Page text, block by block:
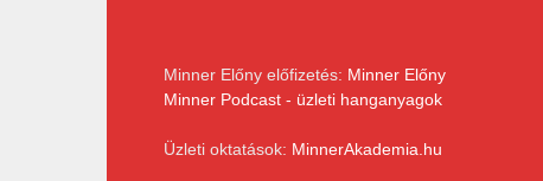
Minner Előny előfizetés: Minner Előny
Minner Podcast - üzleti hanganyagok
Üzleti oktatások: MinnerAkademia.hu